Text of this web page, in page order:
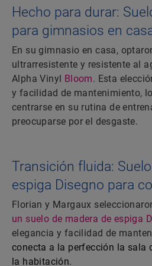
Hecho para durar:
para gimnasios en
En su gimnasio en casa,
ultrarresistente y resistente al
Alpha Vinyl
Bloom. Esta
y facilidad de mantenimiento,
centrarse en su rutina de
preocuparse por el desgaste.
Transición fluida:
espiga Disegno para
Florian y Margaux
un suelo de madera de espiga
elegancia y facilidad de
conecta a la perfección la sala
la habitación.